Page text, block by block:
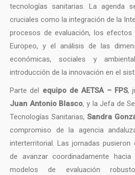
tecnologías sanitarias. La agenda
cruciales como la integración de la
procesos de evaluación, los efectos
Europeo, y el análisis de las
económicas, sociales y
introducción de la innovación en el
Parte del equipo de AETSA – FPS,
Juan Antonio Blasco, y la Jefa de
Tecnologías Sanitarias, Sandra
compromiso de la agencia
interterritorial. Las jornadas pusieron
de avanzar coordinadamente
modelos de evaluación